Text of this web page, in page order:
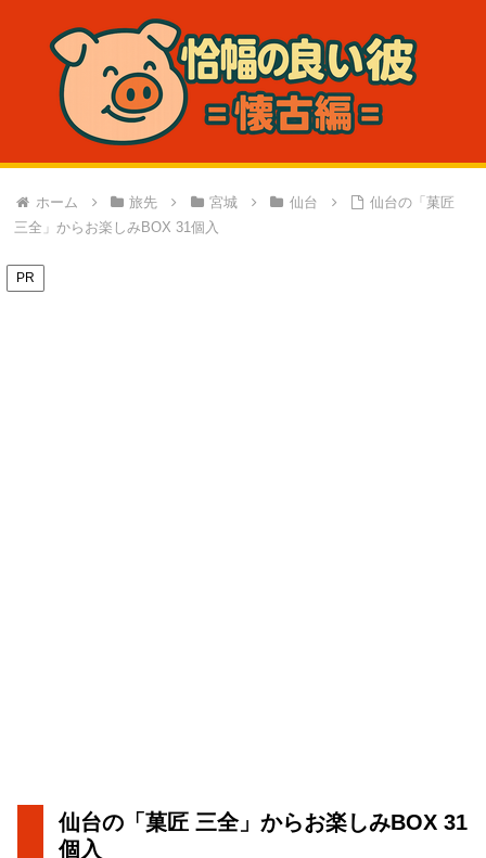
ホーム 旅先 宮城 仙台
仙台の「菓匠
三全」からお楽しみBOX 31個入
PR
仙台の「菓匠 三全」からお楽しみBOX 31
個入